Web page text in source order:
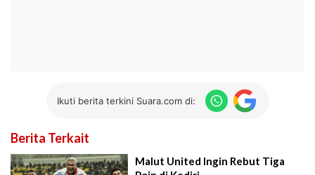
Ikuti berita terkini Suara.com di:
Berita Terkait
Malut United Ingin Rebut Tiga